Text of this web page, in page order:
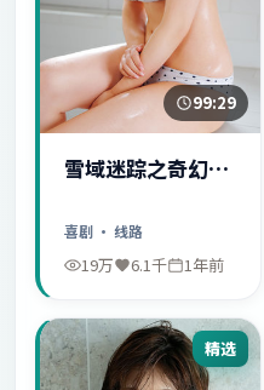
99:29
雪域迷踪之奇幻冒
喜剧 · 线路
19万 6.1千 1年前
精选